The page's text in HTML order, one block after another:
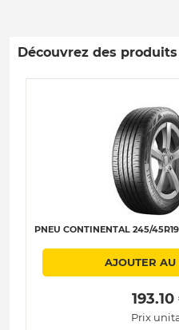
Découvrez des
PNEU CONTINENTAL 245/
AJOUTER AU
Prix